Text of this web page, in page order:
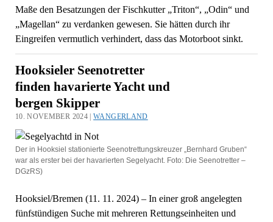
Maße den Besatzungen der Fischkutter „Triton“, „Odin“ und
„Magellan“ zu verdanken gewesen. Sie hätten durch ihr
Eingreifen vermutlich verhindert, dass das Motorboot sinkt.
Hooksieler Seenotretter
finden havarierte Yacht und
bergen Skipper
10. NOVEMBER 2024 |WANGERLAND
Der in Hooksiel stationierte Seenotrettungskreuzer „Bernhard Gruben“
war als erster bei der havarierten Segelyacht. Foto: Die Seenotretter –
DGzRS)
Hooksiel/Bremen (11. 11. 2024) – In einer groß angelegten
fünfstündigen Suche mit mehreren Rettungseinheiten und